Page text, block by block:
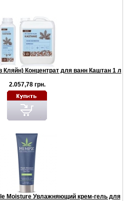
Кляйн) Концентрат для ванн Каштан 1 л
2.057,78 грн.
Moisture Увлажняющий крем-гель для